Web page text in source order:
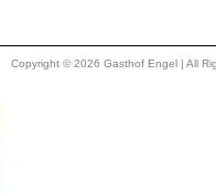
Copyright © 2026 Gasthof Engel | All